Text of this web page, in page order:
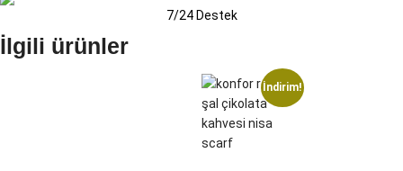
7/24 Destek
İlgili ürünler
İndirim!